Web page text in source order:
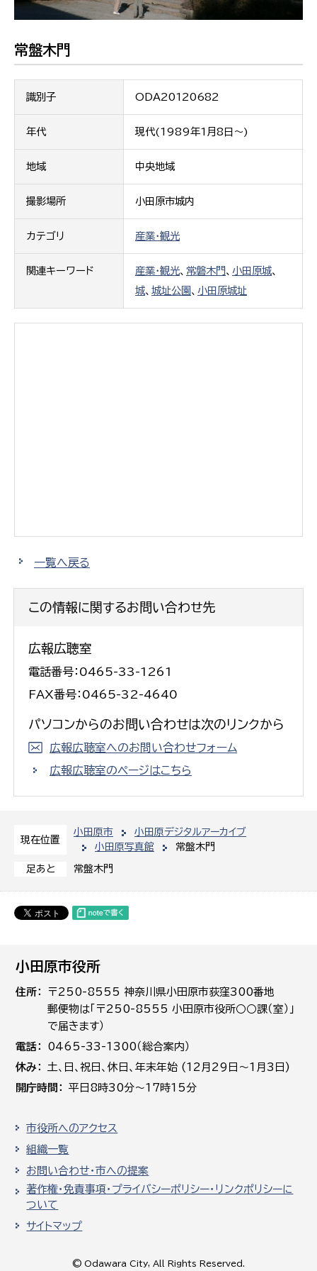
現在位置
小田原市
小田原デジタルアーカイブ
小田原写真館
常盤木門
足あと 常盤木門
常盤木門
識別子 ODA20120682
年代 現代(1989年1月8日〜)
地域 中央地域
撮影場所 小田原市城内
カテゴリ 産業・観光
関連キーワード 産業・観光、 常磐木門 、 小田原城、
城、 城址公園 、 小田原城址
一覧へ戻る
この情報に関するお問い合わせ先
広報広聴室
電話番号：0465-33-1261
FAX番号：0465-32-4640
パソコンからのお問い合わせは次のリンクから
広報広聴室へのお問い合わせフォーム
広報広聴室のページはこちら
小田原市役所
住所
〒250-8555 神奈川県小田原市荻窪300番地
郵便物は「〒250-8555 小田原市役所○○課（室）」
で届きます）
電話
0465-33-1300（総合案内）
休み
土､日､祝日、休日、年末年始 (12月29日～1月3日)
開庁時間
平日8時30分～17時15分
市役所へのアクセス
組織一覧
お問い合わせ・市への提案
著作権・免責事項・プライバシーポリシー・リンクポリシーに
ついて
サイトマップ
© Odawara City, All Rights Reserved.